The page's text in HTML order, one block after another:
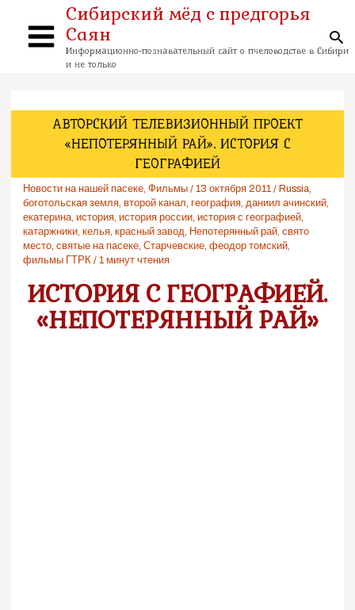
содержимому
Main
Сибирский мёд с предгорья
Саян
Информационно-познавательный сайт о пчеловодстве в Сибири
и не только
АВТОРСКИЙ ТЕЛЕВИЗИОННЫЙ ПРОЕКТ
«НЕПОТЕРЯННЫЙ РАЙ». ИСТОРИЯ С
ГЕОГРАФИЕЙ
Новости на нашей пасеке ,Фильмы /13 октября 2011 /Russia
боготольская земля ,второй канал ,география даниил ачинский
екатерина ,история ,история россии ,история с географией
катаржники ,келья ,красный завод Непотерянный рай ,свято
место ,святые на пасеке ,Старчевские ,феодор томский
фильмы ГТРК /1 минут чтения
ИСТОРИЯ С ГЕОГРАФИЕЙ.
«НЕПОТЕРЯННЫЙ РАЙ»